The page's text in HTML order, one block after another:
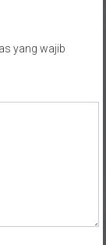
yang wajib